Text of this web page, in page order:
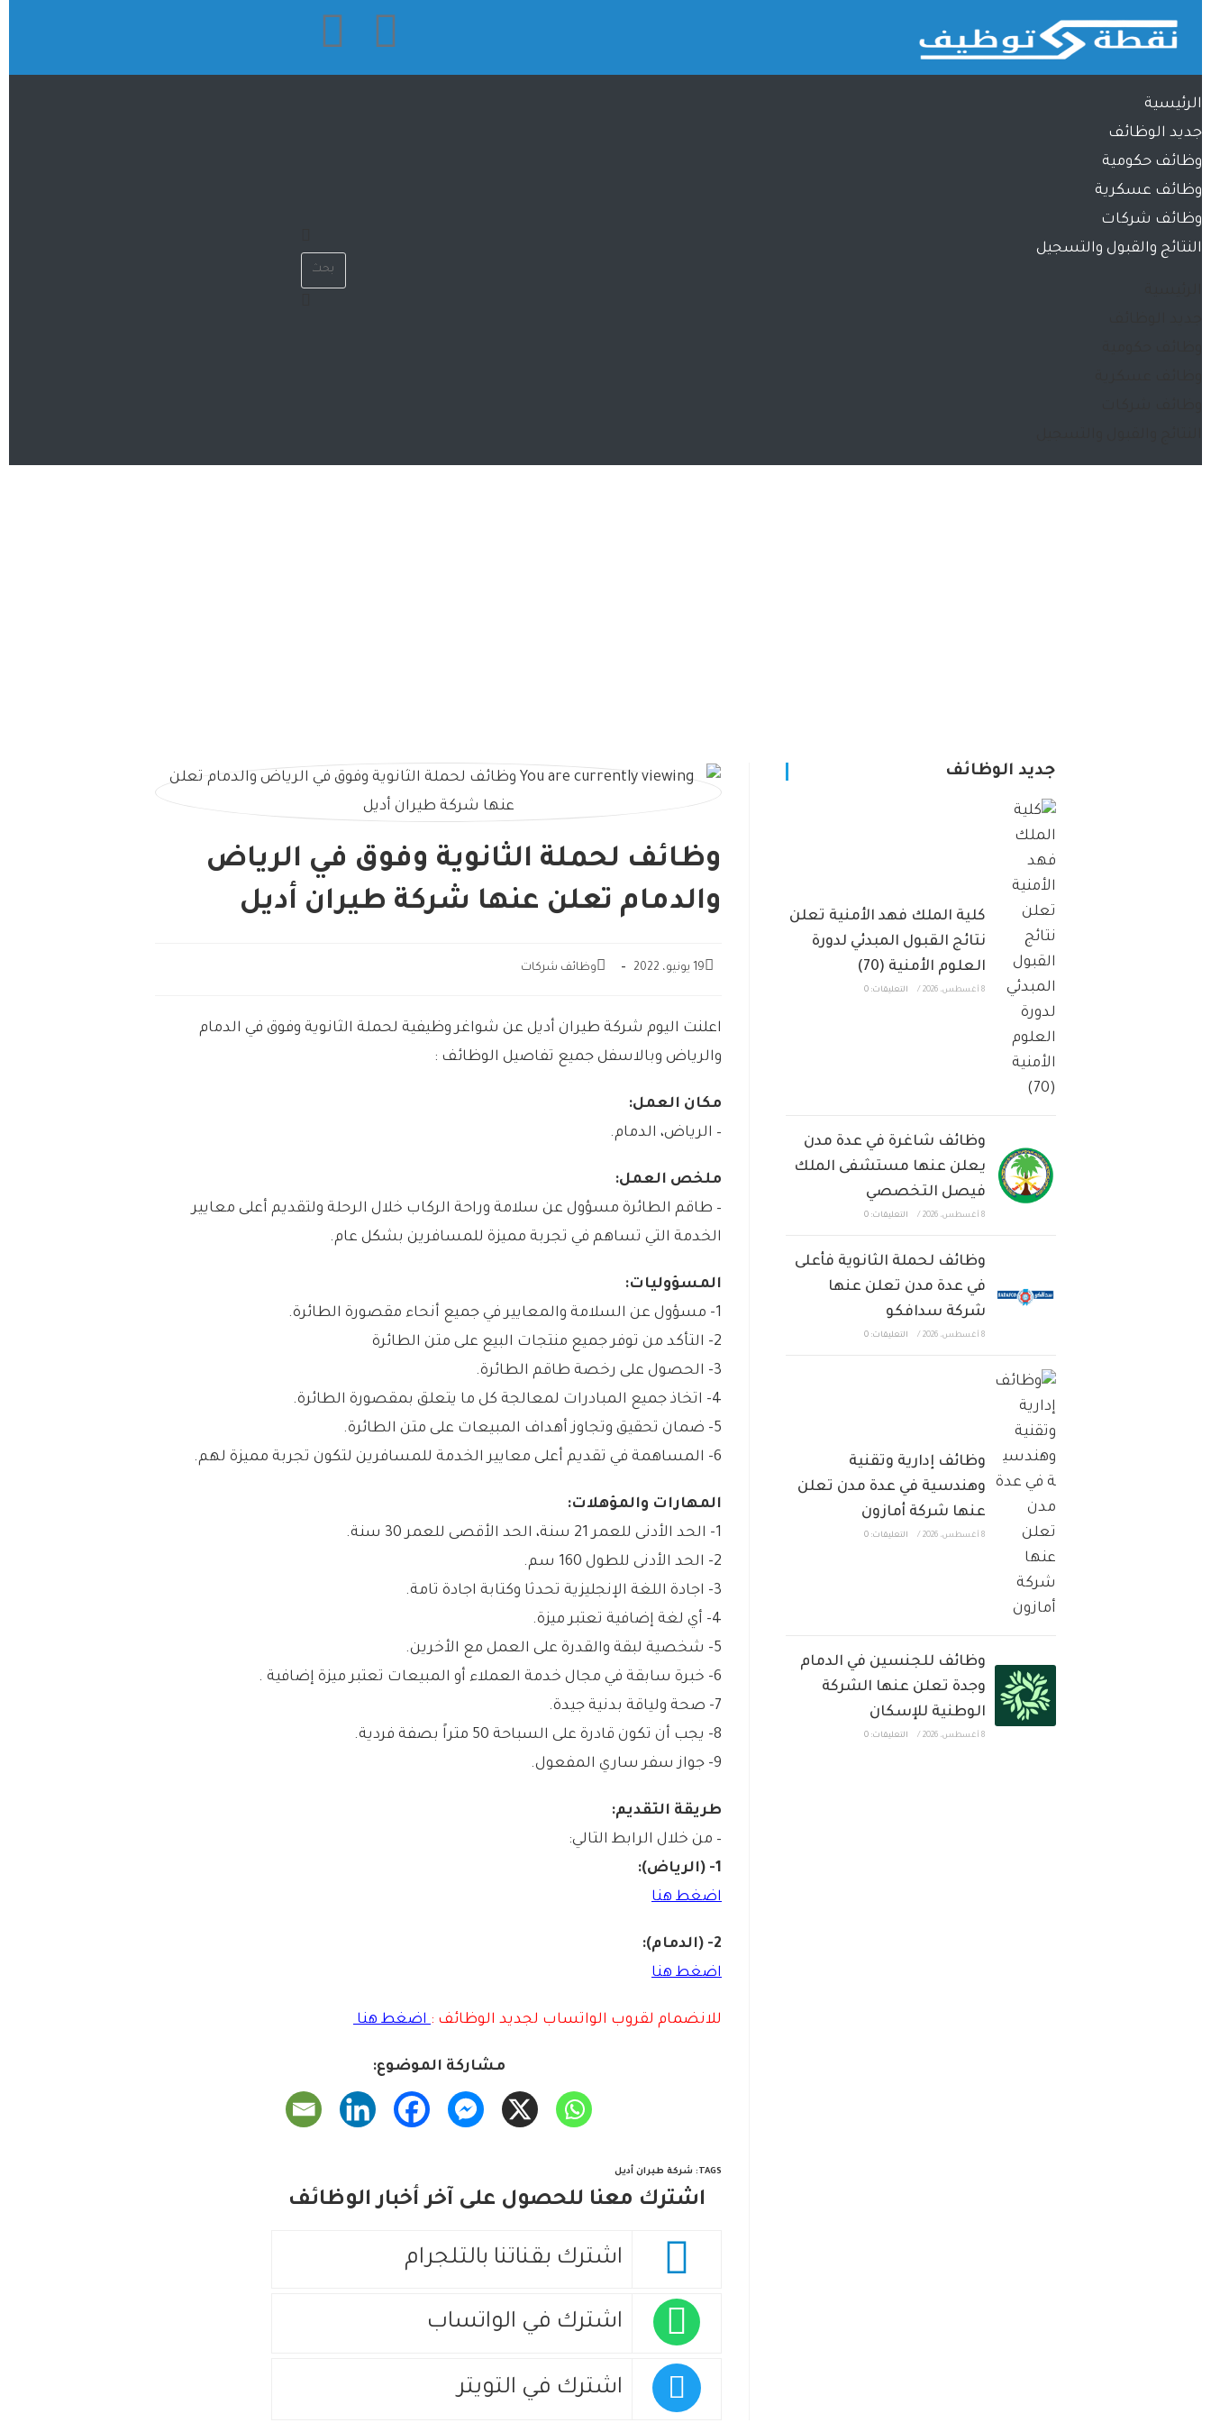
الرئيسية
جديد الوظائف
وظائف حكومية
وظائف عسكرية
وظائف شركات
النتائج والقبول والتسجيل
وظائف لحملة الثانوية وفوق في الرياض
والدمام تعلن عنها شركة طيران أديل
19 يونيو، 2022 وظائف شركات
اعلنت اليوم شركة طيران أديل عن شواغر وظيفية لحملة الثانوية وفوق في الدمام
والرياض وبالاسفل جميع تفاصيل الوظائف :
مكان العمل:
– الرياض، الدمام.
ملخص العمل:
– طاقم الطائرة مسؤول عن سلامة وراحة الركاب خلال الرحلة ولتقديم أعلى معايير
الخدمة التي تساهم في تجربة مميزة للمسافرين بشكل عام.
المسؤوليات:
1- مسؤول عن السلامة والمعايير في جميع أنحاء مقصورة الطائرة.
2- التأكد من توفر جميع منتجات البيع على متن الطائرة
3- الحصول على رخصة طاقم الطائرة.
4- اتخاذ جميع المبادرات لمعالجة كل ما يتعلق بمقصورة الطائرة.
5- ضمان تحقيق وتجاوز أهداف المبيعات على متن الطائرة.
6- المساهمة في تقديم أعلى معايير الخدمة للمسافرين لتكون تجربة مميزة لهم.
المهارات والمؤهلات:
1- الحد الأدنى للعمر 21 سنة، الحد الأقصى للعمر 30 سنة.
2- الحد الأدنى للطول 160 سم.
3- اجادة اللغة الإنجليزية تحدثا وكتابة اجادة تامة.
4- أي لغة إضافية تعتبر ميزة.
5- شخصية لبقة والقدرة على العمل مع الأخرين.
6- خبرة سابقة في مجال خدمة العملاء أو المبيعات تعتبر ميزة إضافية .
7- صحة ولياقة بدنية جيدة.
8- يجب أن تكون قادرة على السباحة 50 متراً بصفة فردية.
9- جواز سفر ساري المفعول.
طريقة التقديم:
– من خلال الرابط التالي:
1- (الرياض):
اضغط هنا
2- (الدمام):
اضغط هنا
للانضمام لقروب الواتساب لجديد الوظائف :اضغط هنا
مشاركة الموضوع:
TAGS
: شركة طيران أديل
اشترك معنا للحصول على آخر أخبار الوظائف
اشترك بقناتنا بالتلجرام
اشترك في الواتساب
اشترك في التويتر
جديد الوظائف
كلية الملك فهد الأمنية تعلن
نتائج القبول المبدئي لدورة
العلوم الأمنية (70)
8 أغسطس، 2026 / التعليقات: 0
وظائف شاغرة في عدة مدن
يعلن عنها مستشفى الملك
فيصل التخصصي
8 أغسطس، 2026 / التعليقات: 0
وظائف لحملة الثانوية فأعلى
في عدة مدن تعلن عنها
شركة سدافكو
8 أغسطس، 2026 / التعليقات: 0
وظائف إدارية وتقنية
وهندسية في عدة مدن تعلن
عنها شركة أمازون
8 أغسطس، 2026 / التعليقات: 0
وظائف للجنسين في الدمام
وجدة تعلن عنها الشركة
الوطنية للإسكان
8 أغسطس، 2026 / التعليقات: 0